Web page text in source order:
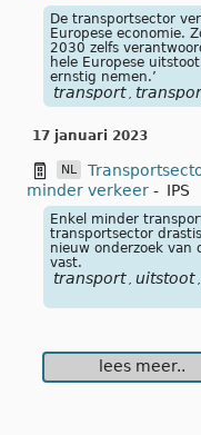
De transportsector
Europese economie.
2030 zelfs
hele Europese
ernstig nemen.’
transport
17 januari 2023
NL
minder verkeer - IPS
Enkel minder
transportsector
nieuw onderzoek van
vast.
transport uitstoot
lees meer..